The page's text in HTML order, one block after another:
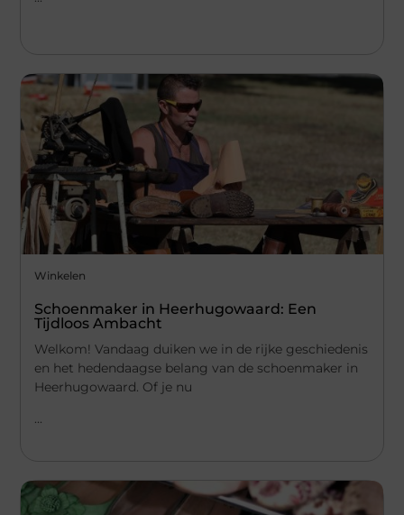
Winkelen
Schoenmaker in Heerhugowaard: Een
Tijdloos Ambacht
Welkom! Vandaag duiken we in de rijke geschiedenis
en het hedendaagse belang van de schoenmaker in
Heerhugowaard. Of je nu
...